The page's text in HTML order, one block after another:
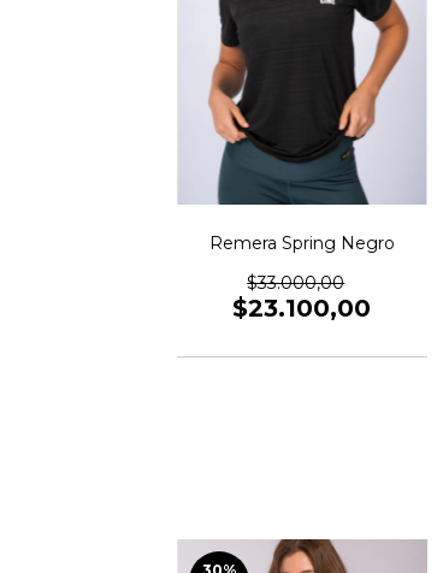
Remera Spring Negro
$33.000,00
$23.100,00